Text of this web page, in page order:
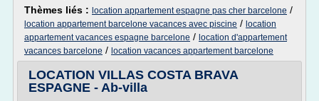
Thèmes liés : location appartement espagne pas cher barcelone /
location appartement barcelone vacances avec piscine / location
appartement vacances espagne barcelone / location d'appartement
vacances barcelone / location vacances appartement barcelone
LOCATION VILLAS COSTA BRAVA
ESPAGNE - Ab-villa